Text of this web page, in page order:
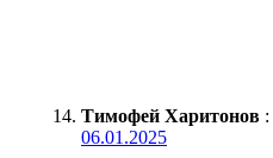
Тимофей Харитонов :
06.01.2025